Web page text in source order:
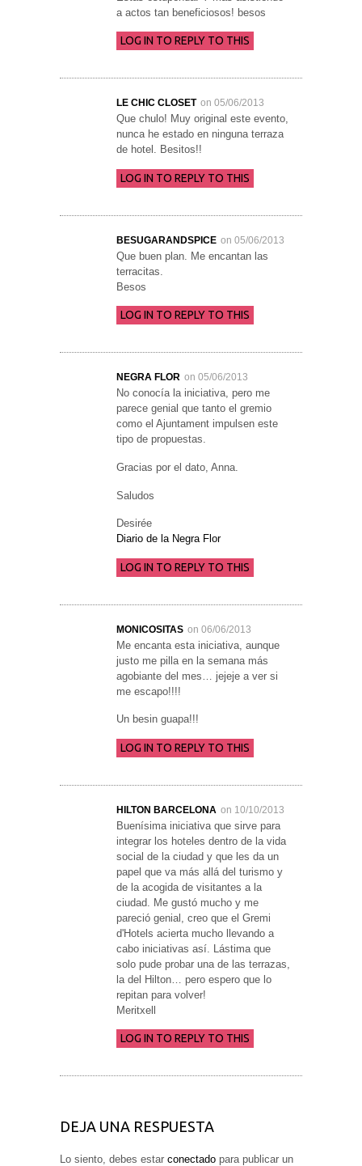
a actos tan beneficiosos! besos
LOG IN TO REPLY TO THIS
LE CHIC CLOSET on 05/06/2013
Que chulo! Muy original este evento,
nunca he estado en ninguna terraza
de hotel. Besitos!!
LOG IN TO REPLY TO THIS
BESUGARANDSPICE on 05/06/2013
Que buen plan. Me encantan las
terracitas.
Besos
LOG IN TO REPLY TO THIS
NEGRA FLOR on 05/06/2013
No conocía la iniciativa, pero me
parece genial que tanto el gremio
como el Ajuntament impulsen este
tipo de propuestas.
Gracias por el dato, Anna.
Saludos
Desirée
Diario de la Negra Flor
LOG IN TO REPLY TO THIS
MONICOSITAS on 06/06/2013
Me encanta esta iniciativa, aunque
justo me pilla en la semana más
agobiante del mes… jejeje a ver si
me escapo!!!!
Un besin guapa!!!
LOG IN TO REPLY TO THIS
HILTON BARCELONA on 10/10/2013
Buenísima iniciativa que sirve para
integrar los hoteles dentro de la vida
social de la ciudad y que les da un
papel que va más allá del turismo y
de la acogida de visitantes a la
ciudad. Me gustó mucho y me
pareció genial, creo que el Gremi
d'Hotels acierta mucho llevando a
cabo iniciativas así. Lástima que
solo pude probar una de las terrazas,
la del Hilton… pero espero que lo
repitan para volver!
Meritxell
LOG IN TO REPLY TO THIS
DEJA UNA RESPUESTA
Lo siento, debes estar conectado para publicar un